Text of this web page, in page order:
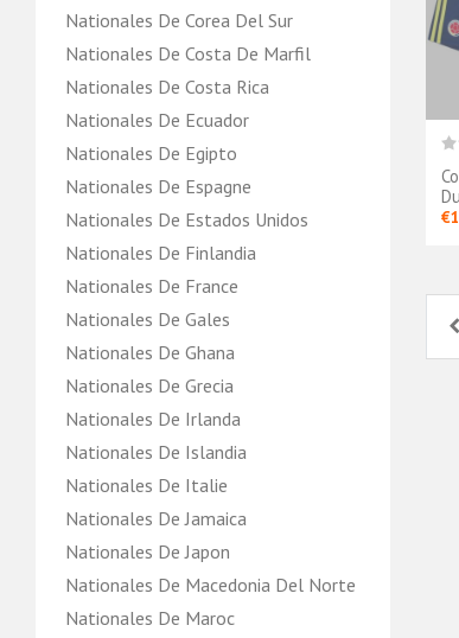
Nationales De Corea Del Sur
Nationales De Costa De Marfil
Nationales De Costa Rica
Nationales De Ecuador
Nationales De Egipto
Nationales De Espagne
Nationales De Estados Unidos
Nationales De Finlandia
Nationales De France
Nationales De Gales
Nationales De Ghana
Nationales De Grecia
Nationales De Irlanda
Nationales De Islandia
Nationales De Italie
Nationales De Jamaica
Nationales De Japon
Nationales De Macedonia Del Norte
Nationales De Maroc